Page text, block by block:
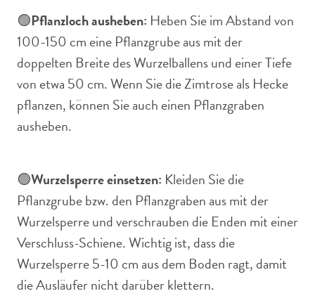
🟢Pflanzloch ausheben: Heben Sie im Abstand von
100-150 cm eine Pflanzgrube aus mit der
doppelten Breite des Wurzelballens und einer Tiefe
von etwa 50 cm. Wenn Sie die Zimtrose als Hecke
pflanzen, können Sie auch einen Pflanzgraben
ausheben.
🟢Wurzelsperre einsetzen: Kleiden Sie die
Pflanzgrube bzw. den Pflanzgraben aus mit der
Wurzelsperre und verschrauben die Enden mit einer
Verschluss-Schiene. Wichtig ist, dass die
Wurzelsperre 5-10 cm aus dem Boden ragt, damit
die Ausläufer nicht darüber klettern.